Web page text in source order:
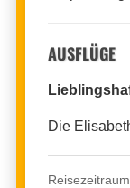
AUSFLÜGE
Die